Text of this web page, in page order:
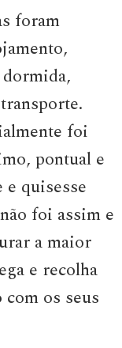
foram
foi
pontual e
e quisesse
foi assim e
a maior
e recolha
os seus